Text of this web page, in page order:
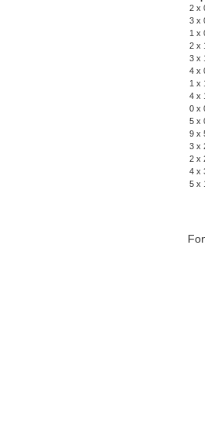
2 x
3 x
1 x
2 x 1
3 x 1
4 x
1 x 1
4 x 1
0 x
5 x
9 x
3 x
2 x
4 x
5 x 1